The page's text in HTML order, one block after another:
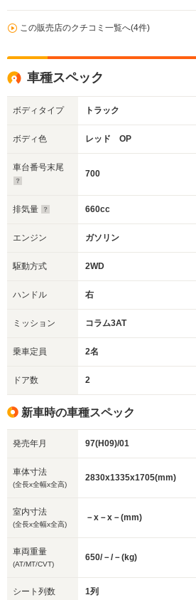
この販売店のクチコミ一覧へ(4件)
車種スペック
ボディタイプ トラック
ボディ色 レッド OP
車台番号末尾
700
排気量 660cc
エンジン ガソリン
駆動方式 2WD
ハンドル 右
ミッション コラム3AT
乗車定員 2名
ドア数 2
新車時の車種スペック
発売年月 97(H09)/01
車体寸法
(全長x全幅x全高)
2830x1335x1705(mm)
室内寸法
(全長x全幅x全高)
－x－x－(mm)
車両重量
(AT/MT/CVT)
650/－/－(kg)
シート列数 1列